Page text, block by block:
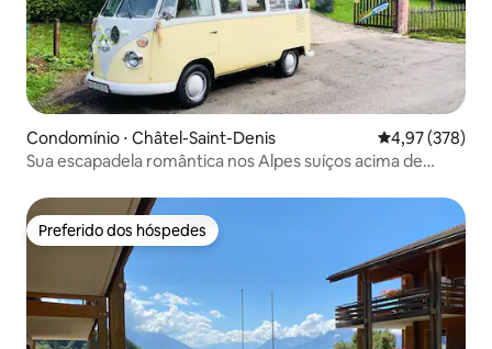
Condomínio ⋅ Châtel-Saint-Denis 4,97 de uma
4,97 (378)
Sua escapadela romântica nos Alpes suíços acima de
Preferido dos hóspedes
Preferido dos hóspedes